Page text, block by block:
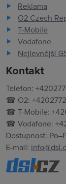
Reklama
O2 Czech
T-Mobile
Vodafone
Nejlevnější
Kontakt
Telefon:
☎ O2:
☎ T-Mobile:
☎ Vodafone:
Dostupnost:
E-mail: